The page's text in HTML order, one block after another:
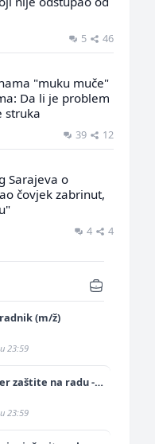
5 46
"muku muče"
Da li je problem
struka
39 12
Sarajeva o
čovjek zabrinut,
4 4
(m/ž)
23:59
zaštite na radu -
i pomoći
23:59